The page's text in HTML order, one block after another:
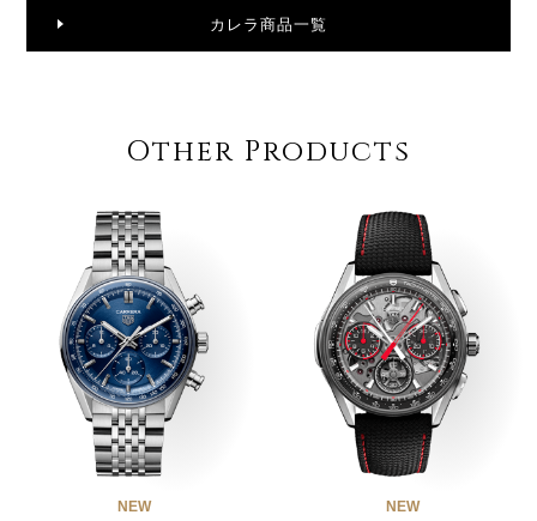
カレラ商品一覧
Other Products
NEW NEW